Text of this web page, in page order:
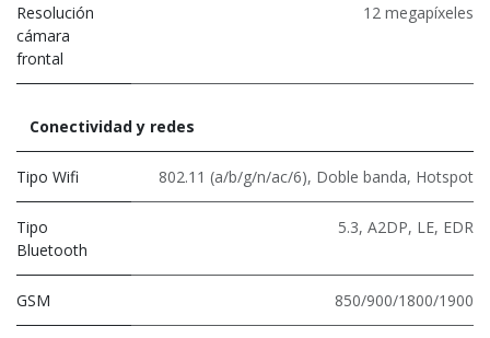
Resolución
cámara
frontal
12 megapíxeles
Conectividad y redes
Tipo Wifi 802.11 (a/b/g/n/ac/6), Doble banda, Hotspot
Tipo
Bluetooth
5.3, A2DP, LE, EDR
GSM 850/900/1800/1900